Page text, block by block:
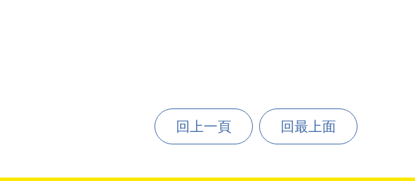
回上一頁 回最上面